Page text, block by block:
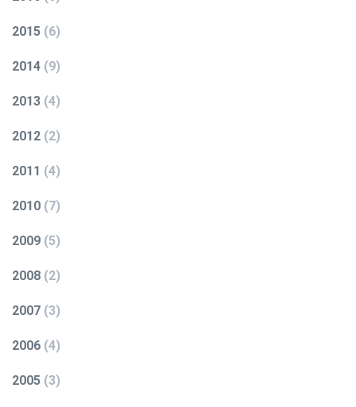
2015 (6)
2014 (9)
2013 (4)
2012 (2)
2011 (4)
2010 (7)
2009 (5)
2008 (2)
2007 (3)
2006 (4)
2005 (3)